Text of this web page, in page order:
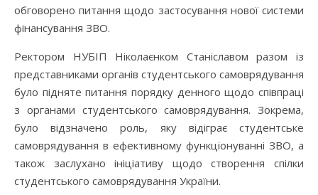
обговорено питання щодо застосування нової системи
фінансування ЗВО.
Ректором НУБІП Ніколаєнком Станіславом разом із
представниками органів студентського самоврядування
було підняте питання порядку денного щодо співпраці
з органами студентського самоврядування. Зокрема,
було відзначено роль, яку відіграє студентське
самоврядування в ефективному функціонуванні ЗВО, а
також заслухано ініціативу щодо створення спілки
студентського самоврядування України.